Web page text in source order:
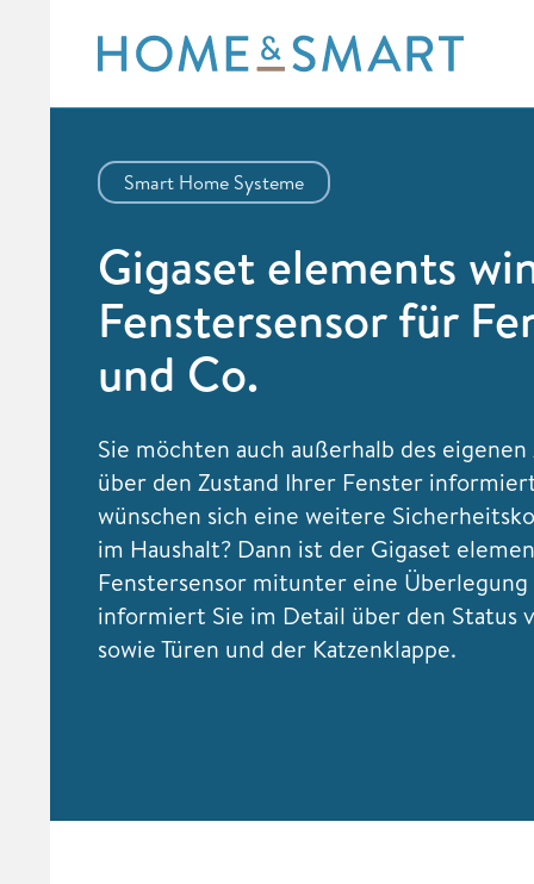
content
Smart Home Systeme
Gigaset elements
Fenstersensor für
und Co.
Sie möchten auch außerhalb des eigenen
über den Zustand Ihrer Fenster
wünschen sich eine weitere
im Haushalt? Dann ist der Gigaset
Fenstersensor mitunter eine
informiert Sie im Detail über den Status
sowie Türen und der Katzenklappe.